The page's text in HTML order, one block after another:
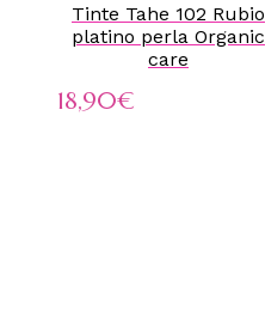
Tinte Tahe 102 Rubio
platino perla Organic
care
18,90€